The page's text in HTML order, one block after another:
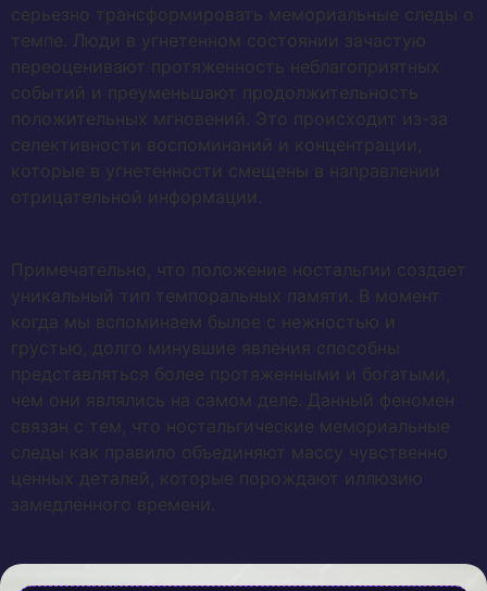
серьезно трансформировать мемориальные следы о
темпе. Люди в угнетенном состоянии зачастую
переоценивают протяженность неблагоприятных
событий и преуменьшают продолжительность
положительных мгновений. Это происходит из-за
селективности воспоминаний и концентрации,
которые в угнетенности смещены в направлении
отрицательной информации.
Примечательно, что положение ностальгии создает
уникальный тип темпоральных памяти. В момент
когда мы вспоминаем былое с нежностью и
грустью, долго минувшие явления способны
представляться более протяженными и богатыми,
чем они являлись на самом деле. Данный феномен
связан с тем, что ностальгические мемориальные
следы как правило объединяют массу чувственно
ценных деталей, которые порождают иллюзию
замедленного времени.